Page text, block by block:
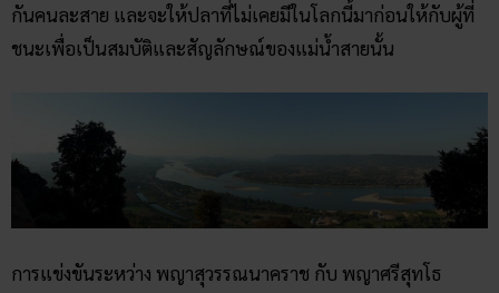
กันคนละสาย และจะให้ปลาที่ไม่เคยมีในโลกนี้มาก่อนให้กับผู้ที่
ชนะเพื่อเป็นสมบัติและสัญลักษณ์ของแม่น้ำสายนั้น
การแข่งขันระหว่าง พญาสุวรรณนาคราช กับ พญาศรีสุทโธ